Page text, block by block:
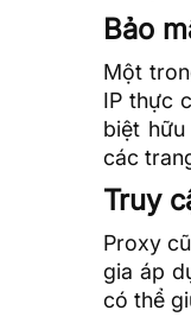
Bảo
Một
IP thực
biệt
các
Truy
Proxy
gia áp
có thể